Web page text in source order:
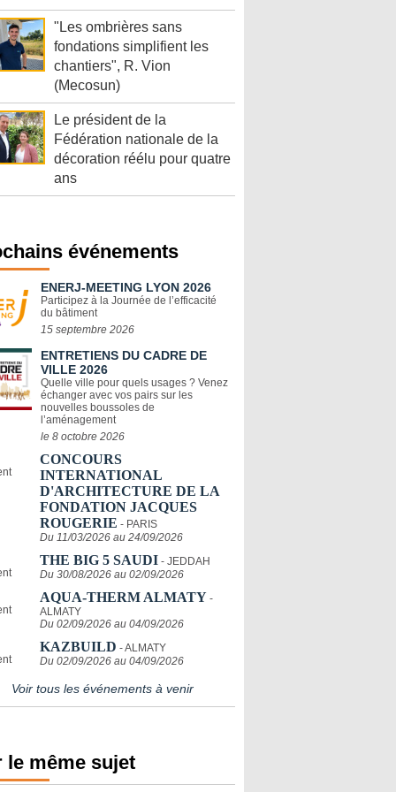
"Les ombrières sans
fondations simplifient les
chantiers", R. Vion
(Mecosun)
Le président de la
Fédération nationale de la
décoration réélu pour quatre
ans
événements
ENERJ-MEETING LYON 2026
Participez à la Journée de l’efficacité
du bâtiment
15 septembre 2026
ENTRETIENS DU CADRE DE
VILLE 2026
Quelle ville pour quels usages ? Venez
échanger avec vos pairs sur les
nouvelles boussoles de
l’aménagement
le 8 octobre 2026
CONCOURS
INTERNATIONAL
D'ARCHITECTURE DE LA
FONDATION JACQUES
ROUGERIE - PARIS
Du 11/03/2026 au 24/09/2026
THE BIG 5 SAUDI - JEDDAH
Du 30/08/2026 au 02/09/2026
AQUA-THERM ALMATY -
ALMATY
Du 02/09/2026 au 04/09/2026
KAZBUILD - ALMATY
Du 02/09/2026 au 04/09/2026
Voir tous les événements à venir
le même sujet